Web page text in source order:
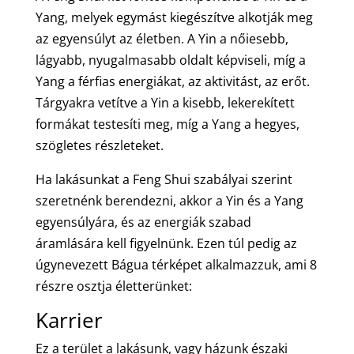
Yang, melyek egymást kiegészítve alkotják meg
az egyensúlyt az életben. A Yin a nőiesebb,
lágyabb, nyugalmasabb oldalt képviseli, míg a
Yang a férfias energiákat, az aktivitást, az erőt.
Tárgyakra vetítve a Yin a kisebb, lekerekített
formákat testesíti meg, míg a Yang a hegyes,
szögletes részleteket.
Ha lakásunkat a Feng Shui szabályai szerint
szeretnénk berendezni, akkor a Yin és a Yang
egyensúlyára, és az energiák szabad
áramlására kell figyelnünk. Ezen túl pedig az
úgynevezett Bágua térképet alkalmazzuk, ami 8
részre osztja életterünket:
Karrier
Ez a terület a lakásunk, vagy házunk északi